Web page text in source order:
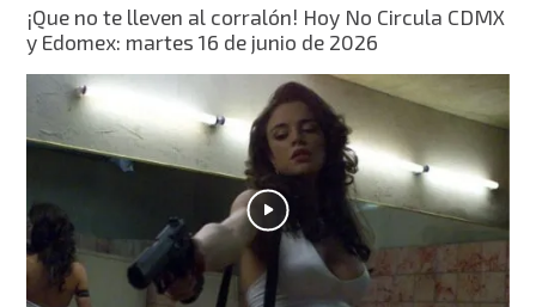
¡Que no te lleven al corralón! Hoy No Circula CDMX
y Edomex: martes 16 de junio de 2026